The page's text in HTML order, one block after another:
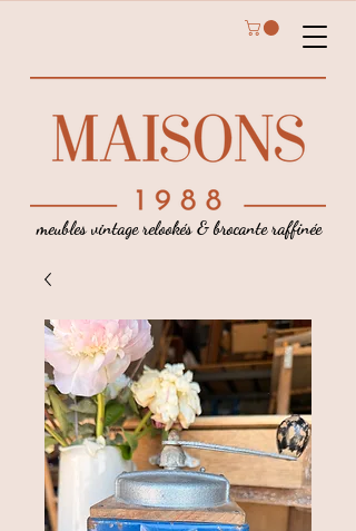
meubles vintage relookés & brocante raffinée